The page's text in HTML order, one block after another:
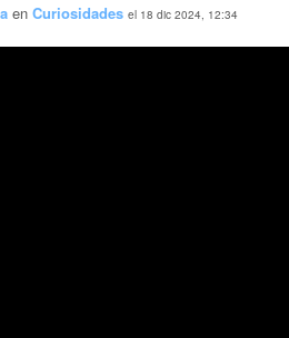
en Curiosidades el 18 dic 2024, 12:34